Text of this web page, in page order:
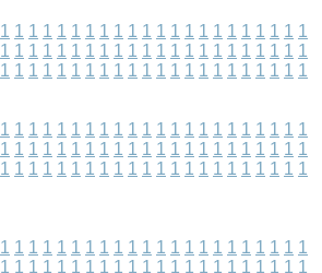
1 1 1 1 1 1 1 1 1 1 1 1 1 1 1 1 1 1 1 1 1 1
1 1 1 1 1 1 1 1 1 1 1 1 1 1 1 1 1 1 1 1 1 1
1 1 1 1 1 1 1 1 1 1 1 1 1 1 1 1 1 1 1 1 1 1
1 1 1 1 1 1 1 1 1 1 1 1 1 1 1 1 1 1 1 1 1 1
1 1 1 1 1 1 1 1 1 1 1 1 1 1 1 1 1 1 1 1 1 1
1 1 1 1 1 1 1 1 1 1 1 1 1 1 1 1 1 1 1 1 1 1
1 1 1 1 1 1 1 1 1 1 1 1 1 1 1 1 1 1 1 1 1 1
1 1 1 1 1 1 1 1 1 1 1 1 1 1 1 1 1 1 1 1 1 1